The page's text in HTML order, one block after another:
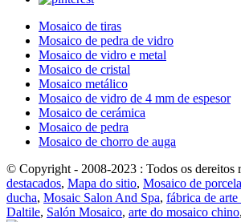
Mosaico de tiras
Mosaico de pedra de vidro
Mosaico de vidro e metal
Mosaico de cristal
Mosaico metálico
Mosaico de vidro de 4 mm de espesor
Mosaico de cerámica
Mosaico de pedra
Mosaico de chorro de auga
© Copyright - 2008-2023 : Todos os dereitos
destacados, Mapa do sitio, Mosaico de
ducha, Mosaic Salon And Spa, fábrica de arte
Daltile, Salón Mosaico, arte do mosaico chino,